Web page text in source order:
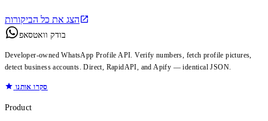
הצג את כל הביקורות
בודק וואטסאפ
Developer-owned WhatsApp Profile API. Verify numbers, fetch profile pictures,
detect business accounts. Direct, RapidAPI, and Apify — identical JSON.
סקרו אותנו
Product